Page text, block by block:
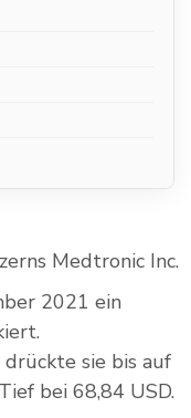
Medtronic Inc.
2021 ein
sie bis auf
bei 68,84 USD.